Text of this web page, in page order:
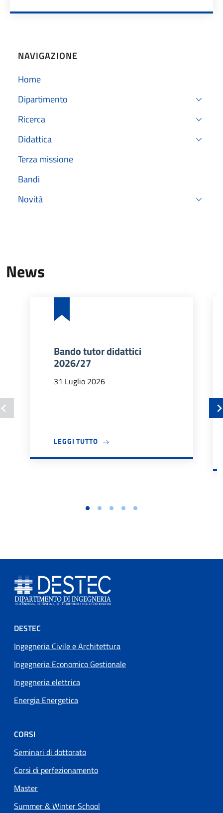
NAVIGAZIONE
Home
Dipartimento
Ricerca
Didattica
Terza missione
Bandi
Novità
News
Bando tutor didattici
2026/27
31 Luglio 2026
LEGGI TUTTOA PROPOSITO DI BANDO TUTOR
Footer menu
DESTEC
Ingegneria Civile e Architettura
Ingegneria Economico Gestionale
Ingegneria elettrica
Energia Energetica
CORSI
Seminari di dottorato
Corsi di perfezionamento
Master
Summer & Winter School